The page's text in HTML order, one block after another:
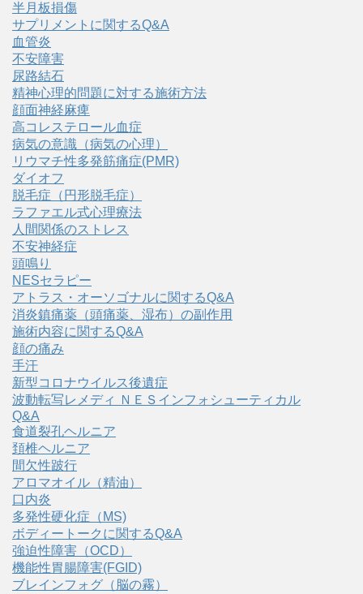
半月板損傷
サプリメントに関するQ&A
血管炎
不安障害
尿路結石
精神心理的問題に対する施術方法
顔面神経麻痺
高コレステロール血症
病気の意識（病気の心理）
リウマチ性多発筋痛症(PMR)
ダイオフ
脱毛症（円形脱毛症）
ラファエル式心理療法
人間関係のストレス
不安神経症
頭鳴り
NESセラピー
アトラス・オーソゴナルに関するQ&A
消炎鎮痛薬（頭痛薬、湿布）の副作用
施術内容に関するQ&A
顔の痛み
手汗
新型コロナウイルス後遺症
波動転写レメディ ＮＥＳインフォシューティカル
Q&A
食道裂孔ヘルニア
頚椎ヘルニア
間欠性跛行
アロマオイル（精油）
口内炎
多発性硬化症（MS)
ボディートークに関するQ&A
強迫性障害（OCD）
機能性胃腸障害(FGID)
ブレインフォグ（脳の霧）